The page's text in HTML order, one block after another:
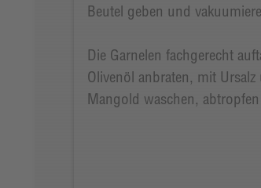
Beutel geben und
Die Garnelen fachgerecht
Olivenöl anbraten, mit
Mangold waschen,